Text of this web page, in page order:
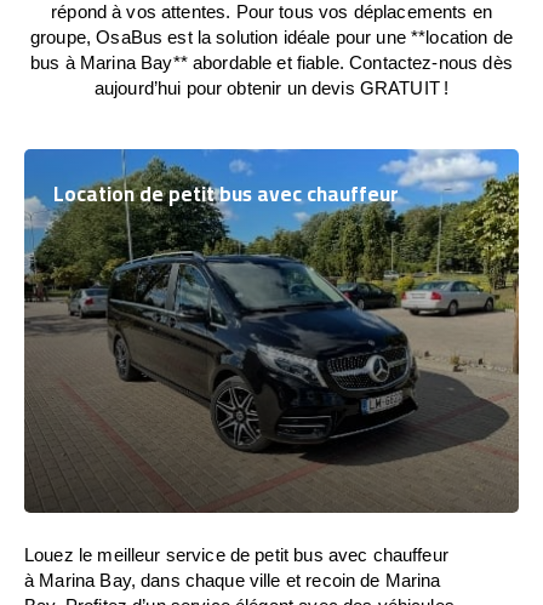
répond à vos attentes. Pour tous vos déplacements en
groupe, OsaBus est la solution idéale pour une **location de
bus à Marina Bay** abordable et fiable. Contactez-nous dès
aujourd’hui pour obtenir un devis GRATUIT !
Location de petit bus avec chauffeur
Louez le meilleur service de petit bus avec chauffeur
à Marina Bay, dans chaque ville et recoin de Marina